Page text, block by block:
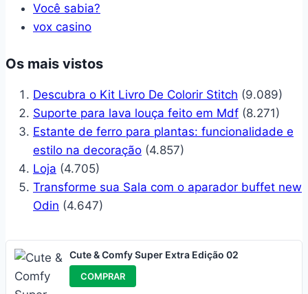
Você sabia?
vox casino
Os mais vistos
Descubra o Kit Livro De Colorir Stitch (9.089)
Suporte para lava louça feito em Mdf (8.271)
Estante de ferro para plantas: funcionalidade e
estilo na decoração (4.857)
Loja (4.705)
Transforme sua Sala com o aparador buffet new
Odin (4.647)
Cute & Comfy Super Extra Edição 02
COMPRAR